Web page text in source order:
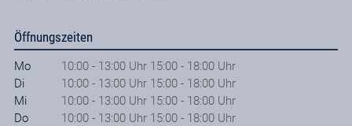
Öffnungszeiten
Mo
10:00 - 13:00 Uhr 15:00 - 18:00 Uhr
Di
10:00 - 13:00 Uhr 15:00 - 18:00 Uhr
Mi
10:00 - 13:00 Uhr 15:00 - 18:00 Uhr
Do
10:00 - 13:00 Uhr 15:00 - 18:00 Uhr